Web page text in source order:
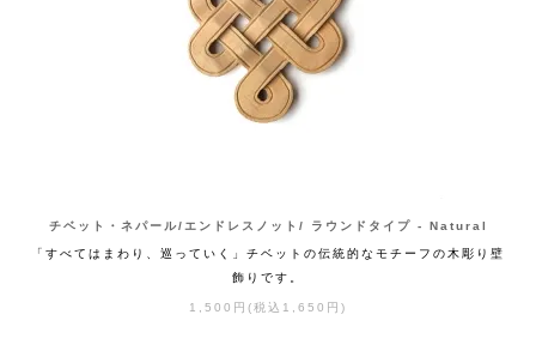
チベット・ネパール/エンドレスノット/ ラウンドタイプ - Natural
「すべてはまわり、巡っていく」チベットの伝統的なモチーフの木彫り壁
飾りです。
1,500円(税込1,650円)